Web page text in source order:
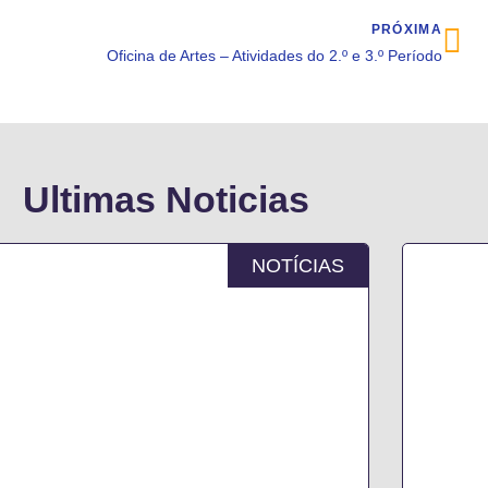
PRÓXIMA
Oficina de Artes – Atividades do 2.º e 3.º Período
Ultimas Noticias
NOTÍCIAS